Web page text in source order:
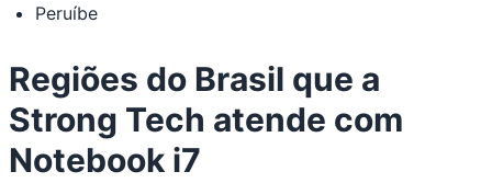
Peruíbe
Regiões do Brasil que a
Strong Tech atende com
Notebook i7